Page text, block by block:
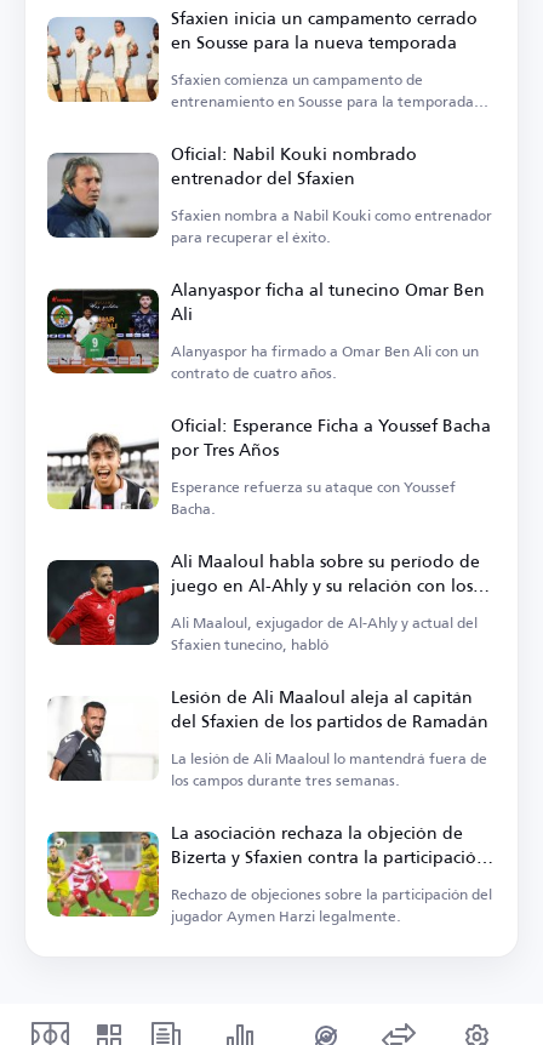
Sfaxien inicia un campamento cerrado
en Sousse para la nueva temporada
Sfaxien comienza un campamento de
entrenamiento en Sousse para la temporada
Oficial: Nabil Kouki nombrado
entrenador del Sfaxien
Sfaxien nombra a Nabil Kouki como entrenador
para recuperar el éxito.
Alanyaspor ficha al tunecino Omar Ben
Ali
Alanyaspor ha firmado a Omar Ben Ali con un
contrato de cuatro años.
Oficial: Esperance Ficha a Youssef Bacha
por Tres Años
Esperance refuerza su ataque con Youssef
Bacha.
Ali Maaloul habla sobre su período de
juego en Al-Ahly y su relación con los
aficionados
Ali Maaloul, exjugador de Al-Ahly y actual del
Sfaxien tunecino, habló
Lesión de Ali Maaloul aleja al capitán
del Sfaxien de los partidos de Ramadán
La lesión de Ali Maaloul lo mantendrá fuera de
los campos durante tres semanas.
La asociación rechaza la objeción de
Bizerta y Sfaxien contra la participación
de Harzi
Rechazo de objeciones sobre la participación del
jugador Aymen Harzi legalmente.